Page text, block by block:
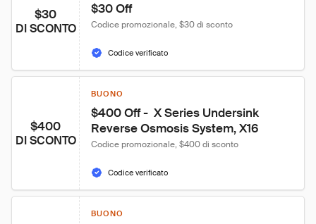
$30
DI SCONTO
$30 Off
Codice promozionale, $30 di sconto
Codice verificato
$400
DI SCONTO
BUONO
$400 Off -  X Series Undersink
Reverse Osmosis System, X16
Codice promozionale, $400 di sconto
Codice verificato
BUONO